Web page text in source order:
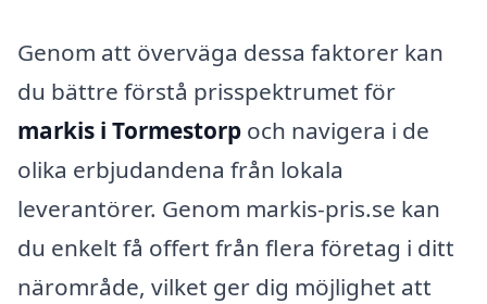
Genom att överväga dessa faktorer kan
du bättre förstå prisspektrumet för
markis i Tormestorp och navigera i de
olika erbjudandena från lokala
leverantörer. Genom markis-pris.se kan
du enkelt få offert från flera företag i ditt
närområde, vilket ger dig möjlighet att